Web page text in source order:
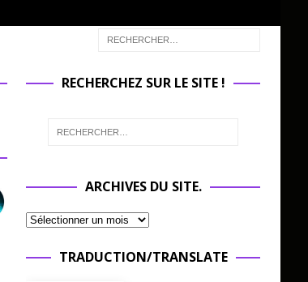
RECHERCHEZ SUR LE SITE !
ARCHIVES DU SITE.
TRADUCTION/TRANSLATE